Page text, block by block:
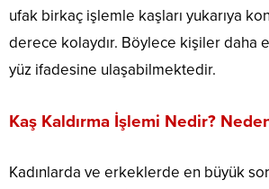
ufak birkaç işlemle kaşları yukarıya
derece kolaydır. Böylece kişiler daha
yüz ifadesine ulaşabilmektedir.
Kaş Kaldırma İşlemi Nedir?
Kadınlarda ve erkeklerde en büyük